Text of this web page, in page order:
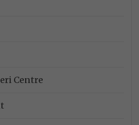
Centre